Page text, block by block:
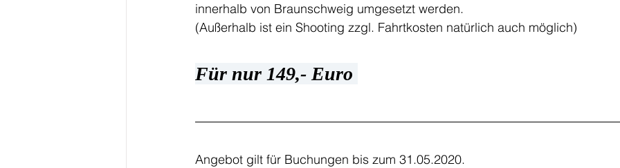
innerhalb von Braunschweig umgesetzt werden.
(Außerhalb ist ein Shooting zzgl. Fahrtkosten natürlich auch möglich)
Für nur 149,- Euro
Angebot gilt für Buchungen bis zum 31.05.2020.